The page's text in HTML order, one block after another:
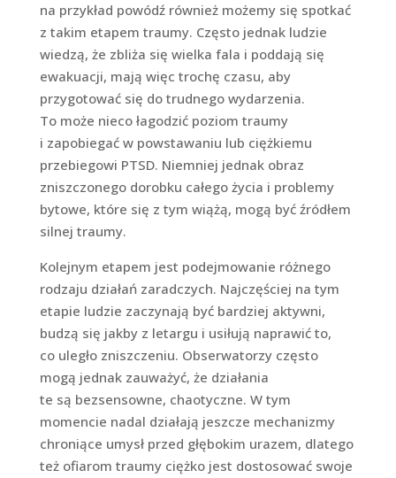
na przykład powódź również możemy się spotkać
z takim etapem traumy. Często jednak ludzie
wiedzą, że zbliża się wielka fala i poddają się
ewakuacji, mają więc trochę czasu, aby
przygotować się do trudnego wydarzenia.
To może nieco łagodzić poziom traumy
i zapobiegać w powstawaniu lub ciężkiemu
przebiegowi PTSD. Niemniej jednak obraz
zniszczonego dorobku całego życia i problemy
bytowe, które się z tym wiążą, mogą być źródłem
silnej traumy.
Kolejnym etapem jest podejmowanie różnego
rodzaju działań zaradczych. Najczęściej na tym
etapie ludzie zaczynają być bardziej aktywni,
budzą się jakby z letargu i usiłują naprawić to,
co uległo zniszczeniu. Obserwatorzy często
mogą jednak zauważyć, że działania
te są bezsensowne, chaotyczne. W tym
momencie nadal działają jeszcze mechanizmy
chroniące umysł przed głębokim urazem, dlatego
też ofiarom traumy ciężko jest dostosować swoje